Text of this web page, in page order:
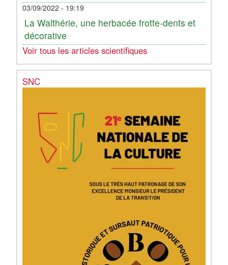
03/09/2022 - 19:19
La Walthérie, une herbacée frotte-dents et
décorative
Voir tous les articles scientifiques
SNC